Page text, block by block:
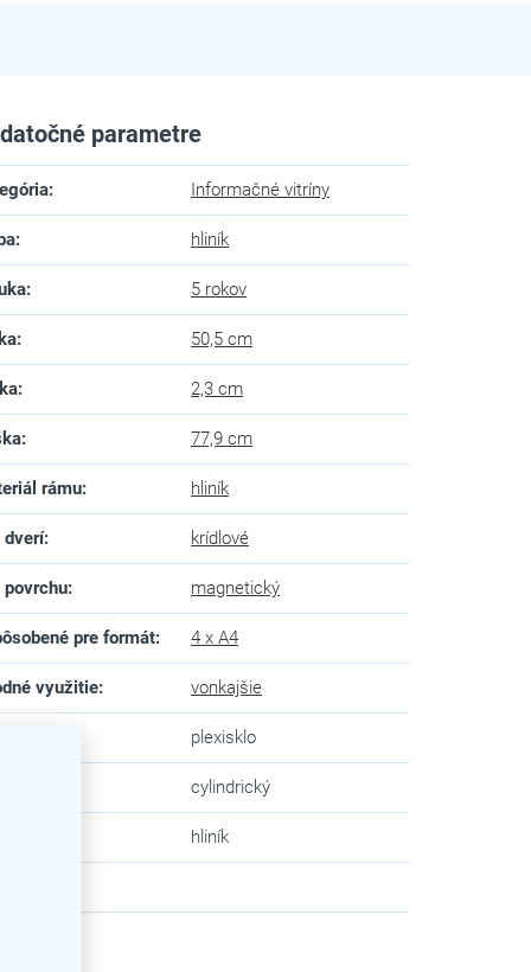
parametre
: Informačné vitríny
: hliník
: 5 rokov
: 50,5 cm
: 2,3 cm
: 77,9 cm
rámu: hliník
dverí: krídlové
povrchu: magnetický
pre formát: 4 x A4
využitie: vonkajšie
plexisklo
cylindrický
hliník